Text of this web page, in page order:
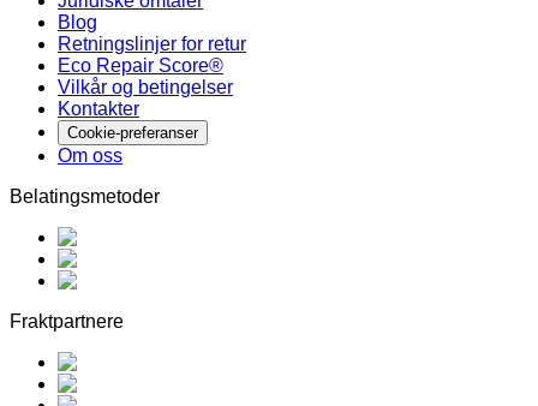
Blog
Retningslinjer for retur
Eco Repair Score®
Vilkår og betingelser
Kontakter
Cookie-preferanser
Om oss
Belatingsmetoder
Fraktpartnere